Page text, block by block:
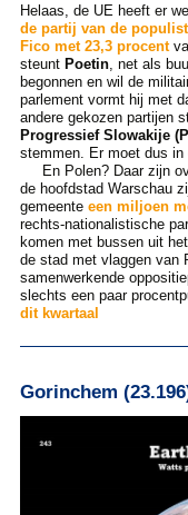
Helaas, de UE heeft er
de partij van de
Fico met 23,3 procent
steunt Poetin, net als
begonnen en wil de
parlement vormt hij met
andere gekozen partijen
Progressief Slowakije
stemmen. Er moet dus in
En Polen? Daar zijn
de hoofdstad Warschau
gemeente een miljoen
rechts-nationalistische
komen met bussen uit
de stad met vlaggen van
samenwerkende
slechts een paar
dit kwartaal
Gorinchem